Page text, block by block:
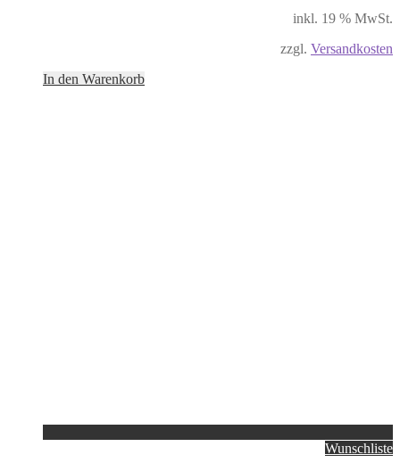
inkl. 19 % MwSt.
zzgl. Versandkosten
In den Warenkorb
Wunschliste